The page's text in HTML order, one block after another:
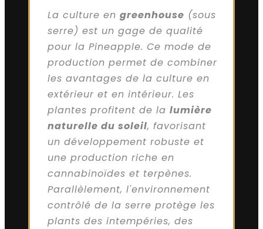
La culture en greenhouse (sous
serre) est un gage de qualité
pour la Pineapple. Ce mode de
production permet de combiner
les avantages de la culture en
extérieur et en intérieur. Les
plantes profitent de la lumière
naturelle du soleil, favorisant
un développement robuste et
une production riche en
cannabinoïdes et terpènes.
Parallèlement, l'environnement
contrôlé de la serre protège les
plants des intempéries, des